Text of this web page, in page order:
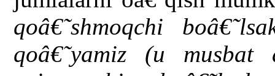
qoâ€˜shmoqchi
qoâ€˜yamiz (u